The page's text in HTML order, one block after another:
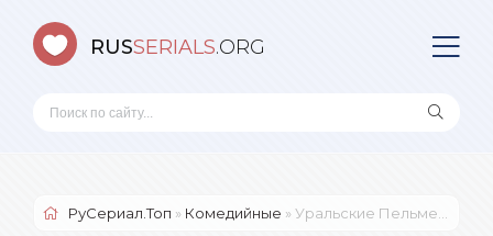
RUSSERIALS.ORG
РуСериал.Топ » Комедийные » Уральские Пельмени